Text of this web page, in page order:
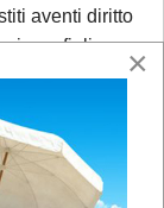
aventi diritto
figli
se
della
×